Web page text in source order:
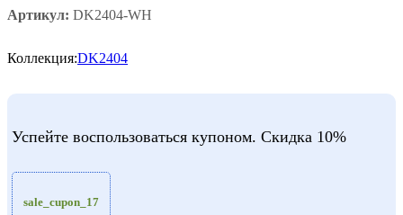
Артикул: DK2404-WH
Коллекция:DK2404
Успейте воспользоваться купоном. Скидка 10%
sale_cupon_17